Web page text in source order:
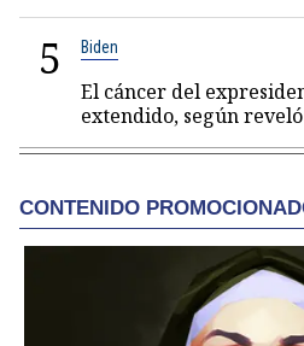
5 Biden
El cáncer del
extendido, según